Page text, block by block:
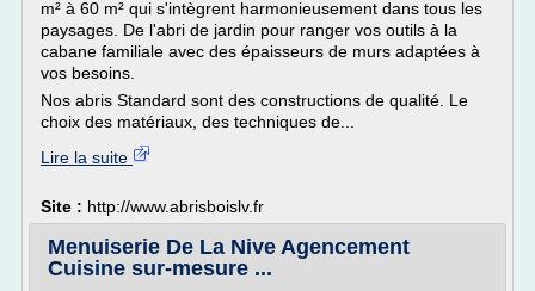
m² à 60 m² qui s'intègrent harmonieusement dans tous les
paysages. De l'abri de jardin pour ranger vos outils à la
cabane familiale avec des épaisseurs de murs adaptées à
vos besoins.
Nos abris Standard sont des constructions de qualité. Le
choix des matériaux, des techniques de...
Lire la suite
Site : http://www.abrisboislv.fr
Menuiserie De La Nive Agencement
Cuisine sur-mesure ...